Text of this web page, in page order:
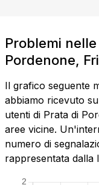
Problemi
Pordenone,
Il grafico seguente
abbiamo ricevuto
utenti di Prata di
aree vicine.
numero di
rappresentata dalla